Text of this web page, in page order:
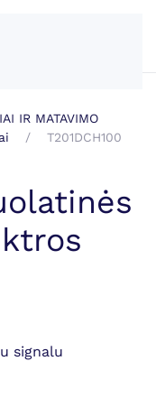
IR MATAVIMO
T201DCH100
signalu